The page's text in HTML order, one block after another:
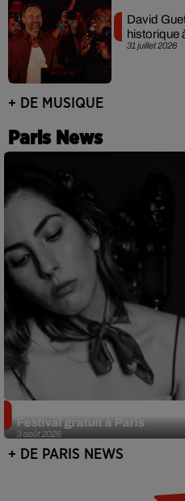
31 juillet 2026
David
historique
+ DE MUSIQUE
Paris News
3 août 2026
Festival gratuit à Paris
+ DE PARIS NEWS